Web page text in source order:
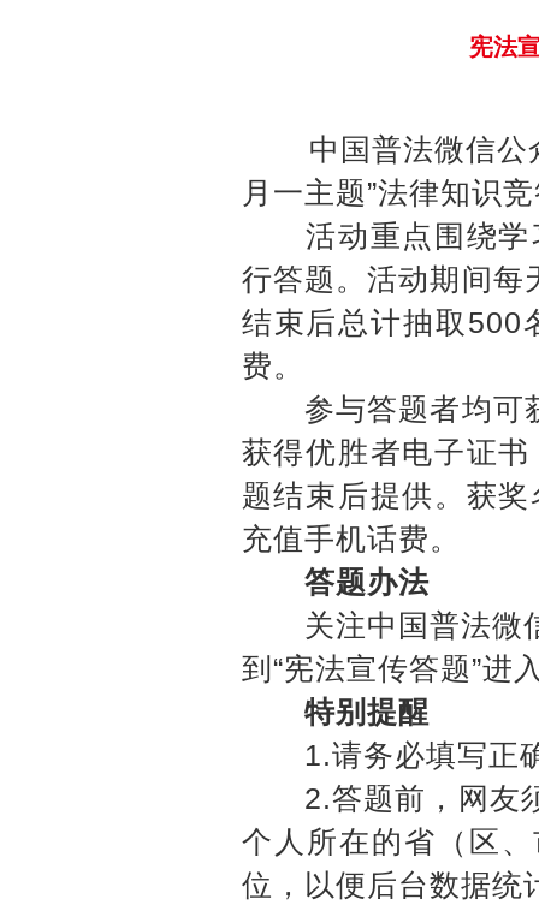
宪法
中国普法微信公众
月一主题”法律知识
活动重点围绕学
行答题。活动期间每
结束后总计抽取500
费。
参与答题者均可获
获得优胜者电子证
题结束后提供。获
充值手机话费。
答题办法
关注中国普法微信
到“宪法宣传答题”进
特别提醒
1.请务必填写正确
2.答题前，网友须
个人所在的省（区
位，以便后台数据统